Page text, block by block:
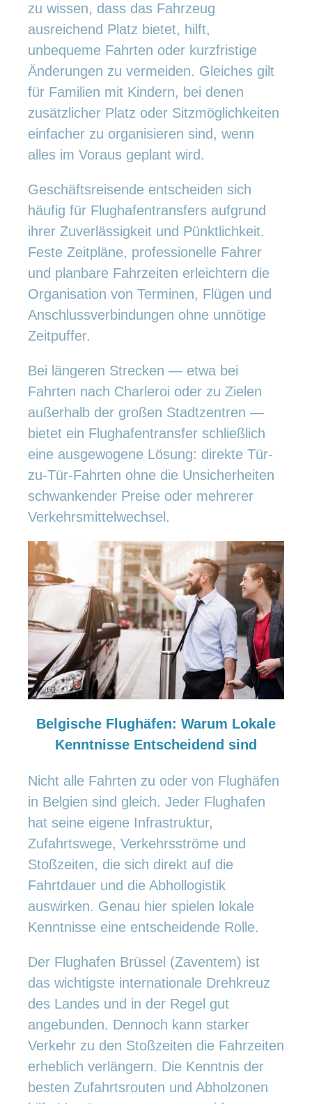
zu wissen, dass das Fahrzeug
ausreichend Platz bietet, hilft,
unbequeme Fahrten oder kurzfristige
Änderungen zu vermeiden. Gleiches gilt
für Familien mit Kindern, bei denen
zusätzlicher Platz oder Sitzmöglichkeiten
einfacher zu organisieren sind, wenn
alles im Voraus geplant wird.
Geschäftsreisende entscheiden sich
häufig für Flughafentransfers aufgrund
ihrer Zuverlässigkeit und Pünktlichkeit.
Feste Zeitpläne, professionelle Fahrer
und planbare Fahrzeiten erleichtern die
Organisation von Terminen, Flügen und
Anschlussverbindungen ohne unnötige
Zeitpuffer.
Bei längeren Strecken — etwa bei
Fahrten nach Charleroi oder zu Zielen
außerhalb der großen Stadtzentren —
bietet ein Flughafentransfer schließlich
eine ausgewogene Lösung: direkte Tür-
zu-Tür-Fahrten ohne die Unsicherheiten
schwankender Preise oder mehrerer
Verkehrsmittelwechsel.
Belgische Flughäfen: Warum Lokale
Kenntnisse Entscheidend sind
Nicht alle Fahrten zu oder von Flughäfen
in Belgien sind gleich. Jeder Flughafen
hat seine eigene Infrastruktur,
Zufahrtswege, Verkehrsströme und
Stoßzeiten, die sich direkt auf die
Fahrtdauer und die Abhollogistik
auswirken. Genau hier spielen lokale
Kenntnisse eine entscheidende Rolle.
Der Flughafen Brüssel (Zaventem) ist
das wichtigste internationale Drehkreuz
des Landes und in der Regel gut
angebunden. Dennoch kann starker
Verkehr zu den Stoßzeiten die Fahrzeiten
erheblich verlängern. Die Kenntnis der
besten Zufahrtsrouten und Abholzonen